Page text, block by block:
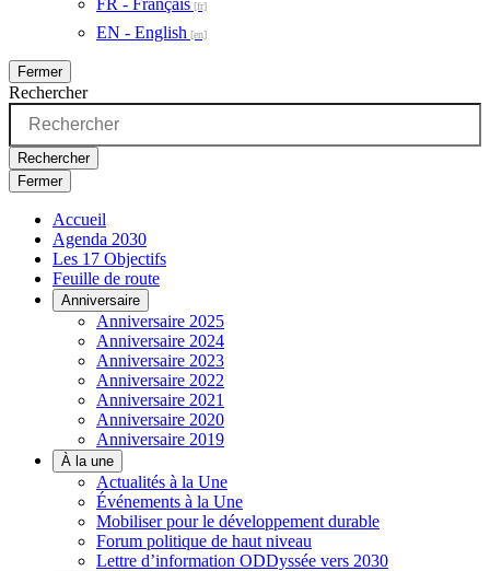
FR - Français
EN - English
Fermer
Rechercher
Rechercher
Fermer
Accueil
Agenda 2030
Les 17 Objectifs
Feuille de route
Anniversaire
Anniversaire 2025
Anniversaire 2024
Anniversaire 2023
Anniversaire 2022
Anniversaire 2021
Anniversaire 2020
Anniversaire 2019
À la une
Actualités à la Une
Événements à la Une
Mobiliser pour le développement durable
Forum politique de haut niveau
Lettre d’information ODDyssée vers 2030